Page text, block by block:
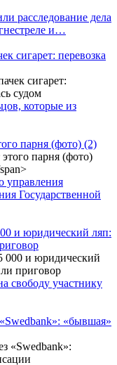
расследование дела
и…
сигарет: перевозка
которые из
парня (фото) (2)
управления
Государственной
и юридический ляп:
свободу участнику
«бывшая»